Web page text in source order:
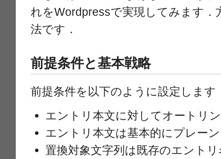
れをWordpressで実現してみます．
法です．
前提条件と基本戦略
前提条件を以下のように設定します
エントリ本文に対してオートリ
エントリ本文は基本的にプレー
置換対象文字列は既存のエント